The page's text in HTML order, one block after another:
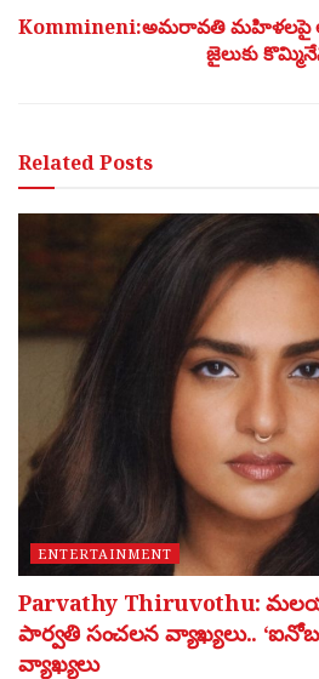
Kommineni:అమరావతి మహిళలపై
జైలుకు
RelatedPosts
ENTERTAINMENT
Parvathy Thiruvothu:
పార్వతి సంచలన వ్యాఖ్యలు..
వ్యాఖ్యలు